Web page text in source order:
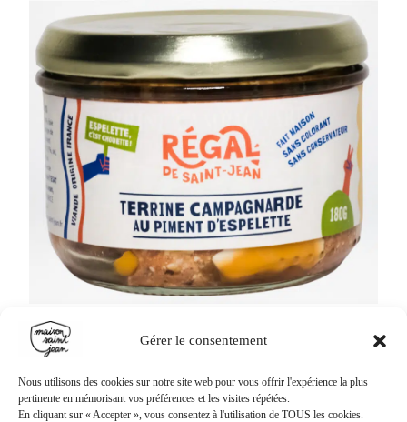
Gérer le consentement
Nous utilisons des cookies sur notre site web pour vous offrir l'expérience la plus
pertinente en mémorisant vos préférences et les visites répétées.
En cliquant sur « Accepter », vous consentez à l'utilisation de TOUS les cookies.
Terrine campagnarde au piment d'Espelette
2,64€à